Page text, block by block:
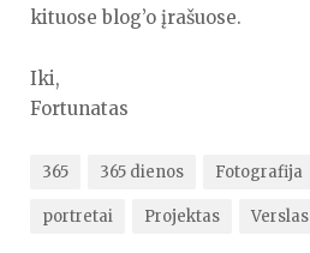
kituose blog’o įrašuose.
Iki,
Fortunatas
365 365 dienos Fotografija
portretai Projektas Verslas